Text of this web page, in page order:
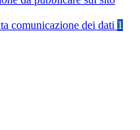
comunicazione dei dati 1